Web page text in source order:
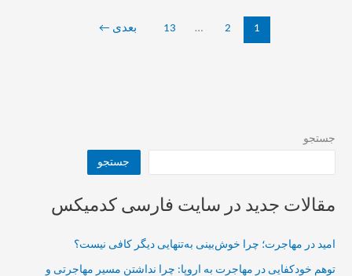
1
2
…
13 بعدی ←
جستجو
جستجو
مقالات جدید در سایت فارسی کدمیکس
امید در مهاجرت؛ چرا خوش‌بینی به‌تنهایی دیگر کافی نیست؟
توهم خودکفایی در مهاجرت به اروپا: چرا نداشتن مسیر مهاجرتی و